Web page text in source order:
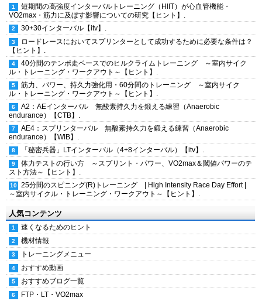
短期間の高強度インターバルトレーニング（HIIT）が心血管機能・
VO2max・筋力に及ぼす影響についての研究【ヒント】.
30+30インターバル【itv】.
ロードレースにおいてスプリンターとして成功するために必要な条件は？
【ヒント】.
40分間のテンポ走ペースでのヒルクライムトレーニング ～室内サイク
ル・トレーニング・ワークアウト～【ヒント】.
筋力、パワー、持久力強化用・60分間のトレーニング ～室内サイク
ル・トレーニング・ワークアウト～【ヒント】.
A2：AEインターバル 無酸素持久力を鍛える練習（Anaerobic
endurance）【CTB】.
AE4：スプリンターバル 無酸素持久力を鍛える練習（Anaerobic
endurance）【WIB】.
「秘密兵器」LTインターバル（4+8インターバル）【itv】.
体力テストの行い方 ～スプリント・パワー、VO2max＆閾値パワーのテ
スト方法～【ヒント】.
25分間のスピニング(R)トレーニング | High Intensity Race Day Effort |
～室内サイクル・トレーニング・ワークアウト～【ヒント】.
人気コンテンツ
速くなるためのヒント
機材情報
トレーニングメニュー
おすすめ動画
おすすめブログ一覧
FTP・LT・VO2max